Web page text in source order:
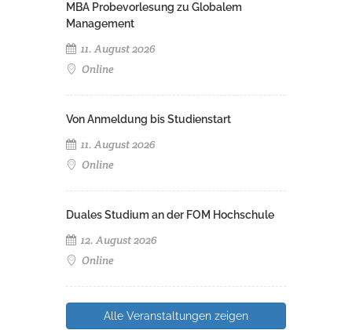
MBA Probevorlesung zu Globalem
Management
11. August 2026
Online
Von Anmeldung bis Studienstart
11. August 2026
Online
Duales Studium an der FOM Hochschule
12. August 2026
Online
Alle Veranstaltungen zeigen